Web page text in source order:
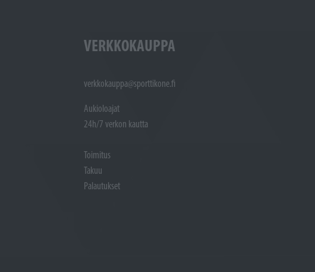
VERKKOKAUPPA
verkkokauppa@sporttikone.fi
Aukioloajat
24h/7 verkon kautta
Toimitus
Takuu
Palautukset